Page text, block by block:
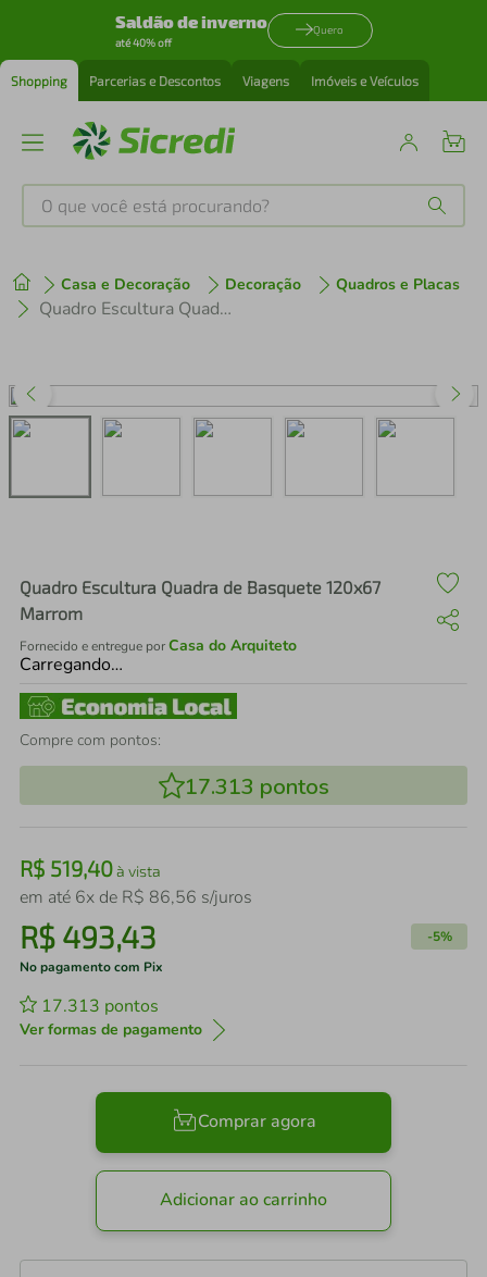
Saldão de inverno
até 40% off
Quero
Shopping Parcerias e Descontos Viagens Imóveis e Veículos
O que você está procurando?
Casa e Decoração Decoração Quadros e Placas
Quadro Escultura Quadra de Basquete 120x67 Marrom
Quadro Escultura Quadra de Basquete 120x67
Marrom
Fornecido e entregue porCasa do Arquiteto
Carregando…
Compre com pontos:
17.313 pontos
R$ 519,40à vista
em até 6x de R$ 86,56 s/juros
R$ 493,43 -5%
No pagamento com Pix
17.313 pontos
Ver formas de pagamento
Comprar agora
Adicionar ao carrinho
1º tenis
perfume